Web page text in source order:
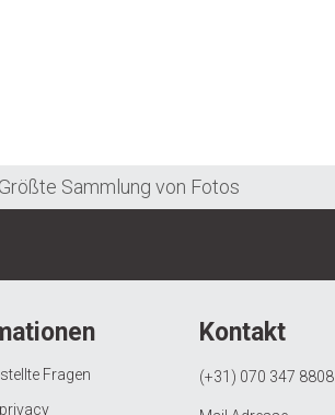
Größte Sammlung von Fotos
Fragen
Kontakt
(+31) 070 347 8808